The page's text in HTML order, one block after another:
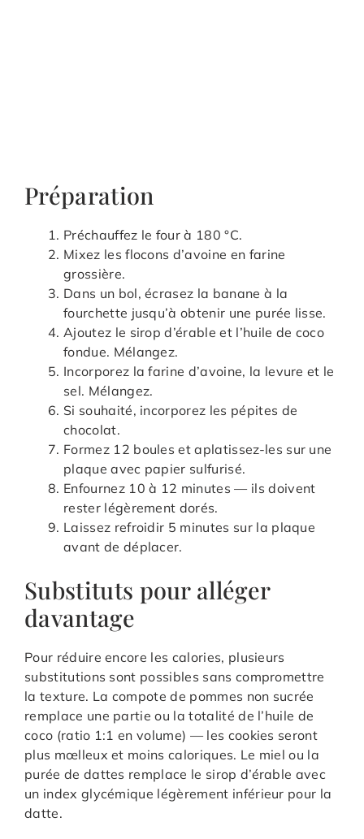
Préparation
Préchauffez le four à 180 °C.
Mixez les flocons d’avoine en farine
grossière.
Dans un bol, écrasez la banane à la
fourchette jusqu’à obtenir une purée lisse.
Ajoutez le sirop d’érable et l’huile de coco
fondue. Mélangez.
Incorporez la farine d’avoine, la levure et le
sel. Mélangez.
Si souhaité, incorporez les pépites de
chocolat.
Formez 12 boules et aplatissez-les sur une
plaque avec papier sulfurisé.
Enfournez 10 à 12 minutes — ils doivent
rester légèrement dorés.
Laissez refroidir 5 minutes sur la plaque
avant de déplacer.
Substituts pour alléger
davantage
Pour réduire encore les calories, plusieurs
substitutions sont possibles sans compromettre
la texture. La compote de pommes non sucrée
remplace une partie ou la totalité de l’huile de
coco (ratio 1:1 en volume) — les cookies seront
plus mœlleux et moins caloriques. Le miel ou la
purée de dattes remplace le sirop d’érable avec
un index glycémique légèrement inférieur pour la
datte.